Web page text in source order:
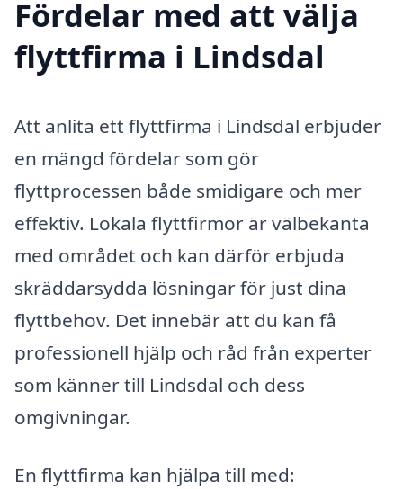
Fördelar med att välja
flyttfirma i Lindsdal
Att anlita ett flyttfirma i Lindsdal erbjuder
en mängd fördelar som gör
flyttprocessen både smidigare och mer
effektiv. Lokala flyttfirmor är välbekanta
med området och kan därför erbjuda
skräddarsydda lösningar för just dina
flyttbehov. Det innebär att du kan få
professionell hjälp och råd från experter
som känner till Lindsdal och dess
omgivningar.
En flyttfirma kan hjälpa till med: